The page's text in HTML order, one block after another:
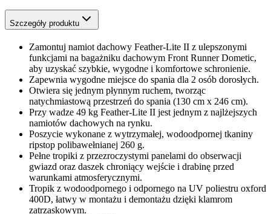
Szczegóły produktu
Zamontuj namiot dachowy Feather-Lite II z ulepszonymi
funkcjami na bagażniku dachowym Front Runner Dometic,
aby uzyskać szybkie, wygodne i komfortowe schronienie.
Zapewnia wygodne miejsce do spania dla 2 osób dorosłych.
Otwiera się jednym płynnym ruchem, tworząc
natychmiastową przestrzeń do spania (130 cm x 246 cm).
Przy wadze 49 kg Feather-Lite II jest jednym z najlżejszych
namiotów dachowych na rynku.
Poszycie wykonane z wytrzymałej, wodoodpornej tkaniny
ripstop polibawełnianej 260 g.
Pełne tropiki z przezroczystymi panelami do obserwacji
gwiazd oraz daszek chroniący wejście i drabinę przed
warunkami atmosferycznymi.
Tropik z wodoodpornego i odpornego na UV poliestru oxford
400D, łatwy w montażu i demontażu dzięki klamrom
zatrzaskowym.